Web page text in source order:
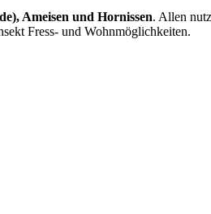
Ameisen und Hornissen. Allen
Fress- und Wohnmöglichkeiten.